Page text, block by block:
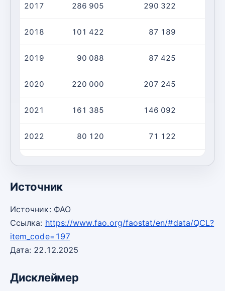
2017 286 905 290 322
2018 101 422 87 189
2019 90 088 87 425
2020 220 000 207 245
2021 161 385 146 092
2022 80 120 71 122
Источник
Источник: ФАО
Ссылка: https://www.fao.org/faostat/en/#data/QCL?
item_code=197
Дата: 22.12.2025
Дисклеймер